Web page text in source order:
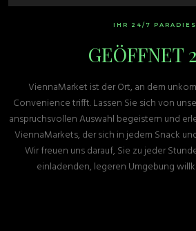
IHR 24/7 PARADIES
GEÖFFNET
ViennaMarket ist der Ort, an dem
Convenience trifft. Lassen Sie sich von
anspruchsvollen Auswahl begeistern und
ViennaMarkets, der sich in jedem Snack
Wir freuen uns darauf, Sie zu jeder
einladenden, legeren Umgebung